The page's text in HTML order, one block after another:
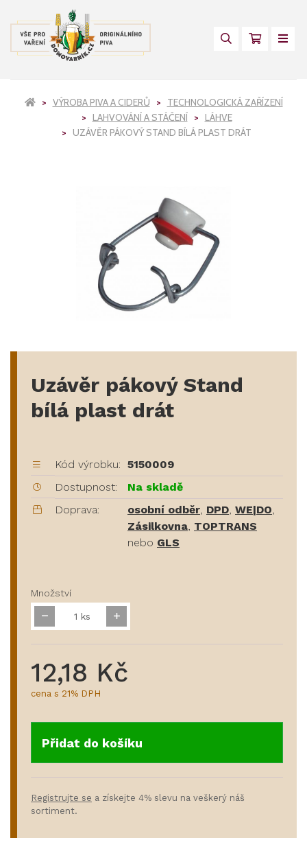
VÝROBA PIVA A CIDERŮ
TECHNOLOGICKÁ ZAŘÍZENÍ
LAHVOVÁNÍ A STÁČENÍ
LÁHVE
UZÁVĚR PÁKOVÝ STAND BÍLÁ PLAST DRÁT
Uzávěr pákový Stand
bílá plast drát
Kód výrobku: 5150009
Dostupnost:
Na skladě
Doprava:
osobní odběr DPD WE|DO
Zásilkovna TOPTRANS
nebo GLS
Množství
ks
12,18 Kč
cena s 21% DPH
Přidat do košíku
Registrujte se a získejte 4% slevu na veškerý náš
sortiment.